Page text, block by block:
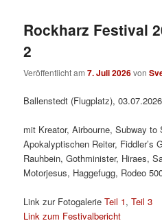
Rockharz Festival
2
Veröffentlicht am7. Juli 2026von
Ballenstedt (Flugplatz), 03.07.2026
mit Kreator, Airbourne, Subway
Apokalyptischen Reiter, Fiddler’s
Rauhbein, Gothminister, Hiraes,
Motorjesus, Haggefugg, Rodeo
Link zur FotogalerieTeil 1,Teil 3
Link zum Festivalbericht